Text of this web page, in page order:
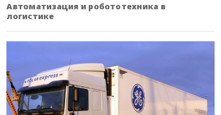
Автоматизация и робототехника в
логистике